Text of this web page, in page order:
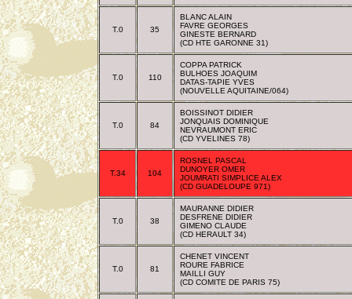
T.0 35
BLANC ALAIN
FAVRE GEORGES
GINESTE BERNARD
(CD HTE GARONNE 31)
T.0 110
COPPA PATRICK
BULHOES JOAQUIM
DATAS-TAPIE YVES
(NOUVELLE AQUITAINE/064)
T.0 84
BOISSINOT DIDIER
JONQUAIS DOMINIQUE
NEVRAUMONT ERIC
(CD YVELINES 78)
T.34 104
ROSNEL PASCAL
DUNOYER OMER
JOUMRATI SIMPLICE ALEX
(CD GUADELOUPE 971)
T.0 38
MAURANNE DIDIER
DESFRENE DIDIER
GIMENO CLAUDE
(CD HERAULT 34)
T.0 81
CHENET VINCENT
ROURE FABRICE
MAILLI GUY
(CD COMITE DE PARIS 75)